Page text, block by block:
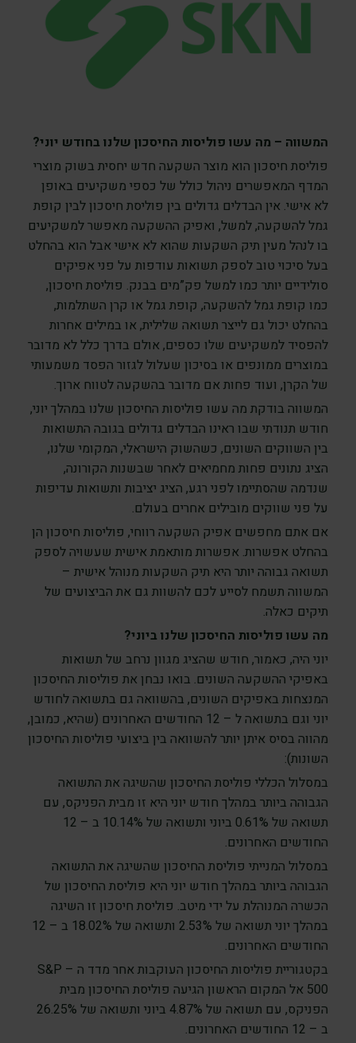
המשווה – מה עשו פוליסות החיסכון שלנו בחודש יוני?
פוליסת חיסכון הוא מוצר השקעה חדש יחסית בשוק מוצרי
המדף המאפשרים ניהול כולל של כספי משקיעים באופן
לא אישי. אין הבדלים גדולים בין פוליסת חיסכון לבין קופת
גמל להשקעה, למשל, ואפיק ההשקעה מאפשר למשקיעים
בו לנהל מעין תיק השקעות שהוא לא אישי אבל הוא בהחלט
בעל סיכוי טוב לספק תשואות עודפות על פני אפיקים
סולידיים יותר כמו למשל פק”מים בבנק. פוליסת חיסכון,
כמו קופת גמל להשקעה, קופת גמל או קרן השתלמות,
בהחלט יכול גם לייצר תשואה שלילית, או במילים אחרות
להפסיד למשקיעים שלו כספים, אולם בדרך כלל לא מדובר
במוצרים ממונפים או בסיכון שעלול לגזור הפסד משמעותי
של הקרן, ועוד פחות אם מדובר בהשקעה לטווח ארוך.
המשווה בודקת מה עשו פוליסות החיסכון שלנו במהלך יוני,
חודש תנודתי שבו ראינו הבדלים גדולים בגובה התשואות
בין השווקים השונים, כשהשוק הישראלי, המקומי שלנו,
הציג נתונים פחות מחמיאים לאחר שבשנות הקורונה,
שנדמה שהסתיימו לפני רגע, הציג יציבות ותשואות עדיפות
על פני שווקים מובילים אחרים בעולם.
אם אתם מחפשים אפיק השקעה רווחי, פוליסות חיסכון הן
בהחלט אפשרות. אפשרות מותאמת אישית שעשויה לספק
תשואה גבוהה יותר היא תיק השקעות מנוהל אישית –
המשווה תשמח לסייע לכם להשוות גם את הביצועים של
תיקים כאלה.
מה עשו פוליסות החיסכון שלנו ביוני?
יוני היה, כאמור, חודש שהציג מגוון נרחב של תשואות
באפיקי ההשקעה השונים. בואו נבחן את פוליסות החיסכון
המנצחות באפיקים השונים, בהשוואה גם בתשואה לחודש
יוני וגם בתשואה ל – 12 החודשים האחרונים (שהיא, כמובן,
מהווה בסיס איתן יותר להשוואה בין ביצועי פוליסות החיסכון
השונות):
במסלול הכללי פוליסת החיסכון שהשיגה את התשואה
הגבוהה ביותר במהלך חודש יוני היא זו מבית הפניקס, עם
תשואה של 0.61% ביוני ותשואה של 10.14% ב – 12
החודשים האחרונים.
במסלול המנייתי פוליסת החיסכון שהשיגה את התשואה
הגבוהה ביותר במהלך חודש יוני היא פוליסת החיסכון של
הכשרה המנוהלת על ידי מיטב. פוליסת חיסכון זו השיגה
במהלך יוני תשואה של 2.53% ותשואה של 18.02% ב – 12
החודשים האחרונים.
בקטגוריית פוליסות החיסכון העוקבות אחר מדד ה – S&P
500 אל המקום הראשון הגיעה פוליסת החיסכון מבית
הפניקס, עם תשואה של 4.87% ביוני ותשואה של 26.25%
ב – 12 החודשים האחרונים.